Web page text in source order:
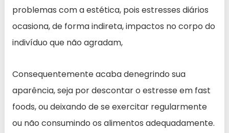
problemas com a estética, pois estresses diários
ocasiona, de forma indireta, impactos no corpo do
indivíduo que não agradam,
Consequentemente acaba denegrindo sua
aparência, seja por descontar o estresse em fast
foods, ou deixando de se exercitar regularmente
ou não consumindo os alimentos adequadamente.